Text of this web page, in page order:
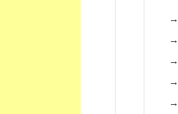
→
→
→
→
→